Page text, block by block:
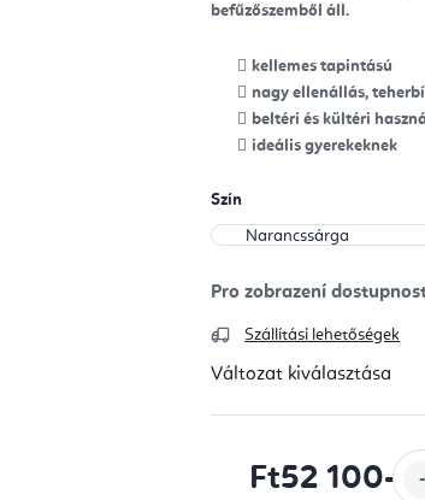
befűzőszemből áll.
kellemes tapintású
nagy ellenállás,
beltéri és kültéri
ideális gyerekeknek
Szín
Szállítási lehetőségek
Változat kiválasztása
Ft52 100-tól